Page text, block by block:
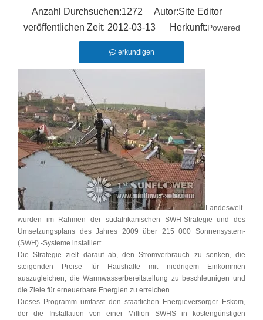
Anzahl Durchsuchen:1272 Autor:Site Editor
veröffentlichen Zeit: 2012-03-13 Herkunft:Powered
erkundigen
Landesweit
wurden im Rahmen der südafrikanischen SWH-Strategie und des
Umsetzungsplans des Jahres 2009 über 215 000 Sonnensystem-
(SWH) -Systeme installiert.
Die Strategie zielt darauf ab, den Stromverbrauch zu senken, die
steigenden Preise für Haushalte mit niedrigem Einkommen
auszugleichen, die Warmwasserbereitstellung zu beschleunigen und
die Ziele für erneuerbare Energien zu erreichen.
Dieses Programm umfasst den staatlichen Energieversorger Eskom,
der die Installation von einer Million SWHS in kostengünstigen